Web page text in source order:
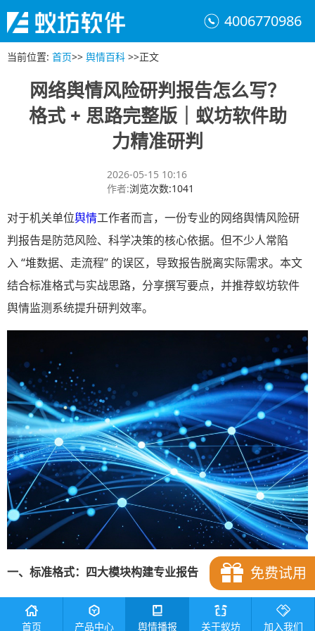
4006770986
当前位置: 首页>> 舆情百科 >>正文
网络舆情风险研判报告怎么写？
格式 + 思路完整版｜蚁坊软件助
力精准研判
2026-05-15 10:16
作者:浏览次数:1041
对于机关单位舆情工作者而言，一份专业的网络舆情风险研
判报告是防范风险、科学决策的核心依据。但不少人常陷
入 “堆数据、走流程” 的误区，导致报告脱离实际需求。本文
结合标准格式与实战思路，分享撰写要点，并推荐蚁坊软件
舆情监测系统提升研判效率。
一、标准格式：四大模块构建专业报告
一份合格的研判报告需覆盖四大核心模块：
免费试用
首页 产品中心 舆情播报 关于蚁坊 加入我们